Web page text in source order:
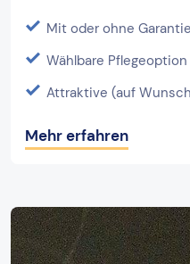
Mit oder ohne
Wählbare Pflegeoption
Attraktive (auf
Mehr erfahren